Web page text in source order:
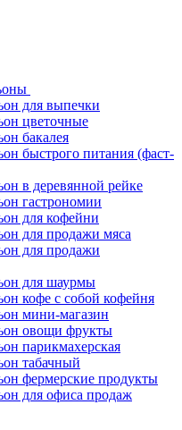
для выпечки
цветочные
бакалея
быстрого питания (фаст-
в деревянной рейке
гастрономии
для кофейни
для продажи мяса
для продажи
для шаурмы
кофе с собой кофейня
мини-магазин
овощи фрукты
парикмахерская
табачный
фермерские продукты
для офиса продаж